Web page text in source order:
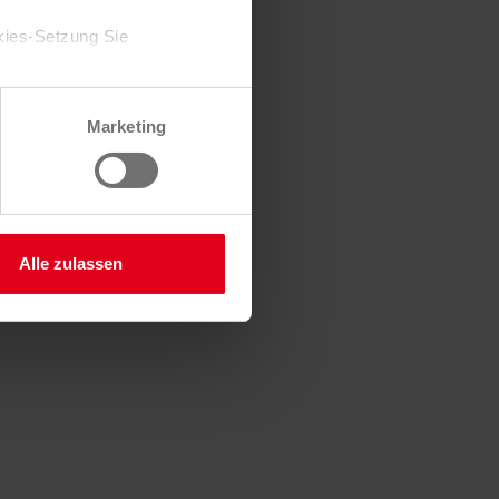
Setzung Sie
jederzeit
Marketing
Alle zulassen